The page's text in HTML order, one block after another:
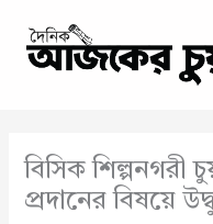
content
বিসিক শিল্পনগরী
প্রদানের বিষয়ে